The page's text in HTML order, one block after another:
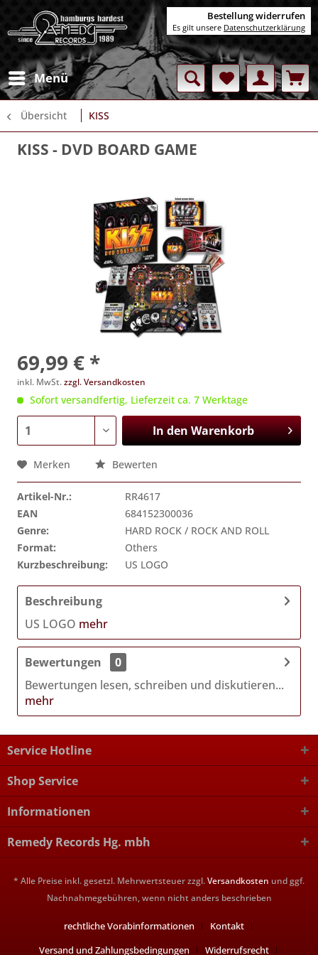
Menü
Übersicht KISS
KISS - DVD BOARD GAME
69,99 € *
inkl. MwSt.zzgl. Versandkosten
Sofort versandfertig, Lieferzeit ca. 7 Werktage
In denWarenkorb
Merken Bewerten
Artikel-Nr.:
RR4617
EAN
684152300036
Genre:
HARD ROCK / ROCK AND ROLL
Format:
Others
Kurzbeschreibung:
US LOGO
Beschreibung
US LOGO mehr
Bewertungen
0
Bewertungen lesen, schreiben und diskutieren...
mehr
Service Hotline
Shop Service
Informationen
Remedy Records Hg. mbh
* Alle Preise inkl. gesetzl. Mehrwertsteuer zzgl.Versandkosten und ggf.
Nachnahmegebühren, wenn nicht anders beschrieben
rechtliche Vorabinformationen
Kontakt
Versand und Zahlungsbedingungen
Widerrufsrecht
Bestellung widerrufen
Es gilt unsere Datenschutzerklärung